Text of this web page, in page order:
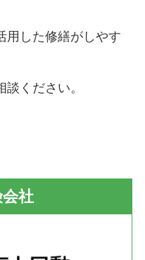
用した修繕がしやす
ください。
社